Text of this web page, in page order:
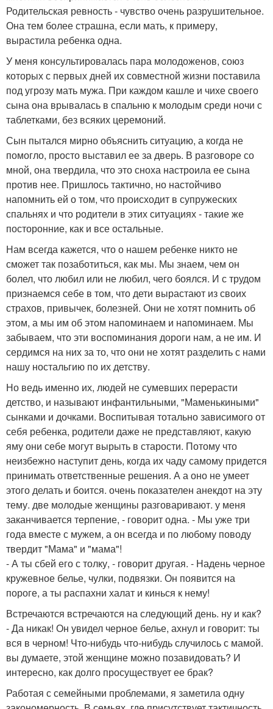
Родительская ревность - чувство очень разрушительное.
Она тем более страшна, если мать, к примеру,
вырастила ребенка одна.
У меня консультировалась пара молодоженов, союз
которых с первых дней их совместной жизни поставила
под угрозу мать мужа. При каждом кашле и чихе своего
сына она врывалась в спальню к молодым среди ночи с
таблетками, без всяких церемоний.
Сын пытался мирно объяснить ситуацию, а когда не
помогло, просто выставил ее за дверь. В разговоре со
мной, она твердила, что это сноха настроила ее сына
против нее. Пришлось тактично, но настойчиво
напомнить ей о том, что происходит в супружеских
спальнях и что родители в этих ситуациях - такие же
посторонние, как и все остальные.
Нам всегда кажется, что о нашем ребенке никто не
сможет так позаботиться, как мы. Мы знаем, чем он
болел, что любил или не любил, чего боялся. И с трудом
признаемся себе в том, что дети вырастают из своих
страхов, привычек, болезней. Они не хотят помнить об
этом, а мы им об этом напоминаем и напоминаем. Мы
забываем, что эти воспоминания дороги нам, а не им. И
сердимся на них за то, что они не хотят разделить с нами
нашу ностальгию по их детству.
Но ведь именно их, людей не сумевших перерасти
детство, и называют инфантильными, "Маменькиными"
сынками и дочками. Воспитывая тотально зависимого от
себя ребенка, родители даже не представляют, какую
яму они себе могут вырыть в старости. Потому что
неизбежно наступит день, когда их чаду самому придется
принимать ответственные решения. А а оно не умеет
этого делать и боится. очень показателен анекдот на эту
тему. две молодые женщины разговаривают. у меня
заканчивается терпение, - говорит одна. - Мы уже три
года вместе с мужем, а он всегда и по любому поводу
твердит "Мама" и "мама"!
- А ты сбей его с толку, - говорит другая. - Надень черное
кружевное белье, чулки, подвязки. Он появится на
пороге, а ты распахни халат и кинься к нему!
Встречаются встречаются на следующий день. ну и как?
- Да никак! Он увидел черное белье, ахнул и говорит: ты
вся в черном! Что-нибудь что-нибудь случилось с мамой.
вы думаете, этой женщине можно позавидовать? И
интересно, как долго просуществует ее брак?
Работая с семейными проблемами, я заметила одну